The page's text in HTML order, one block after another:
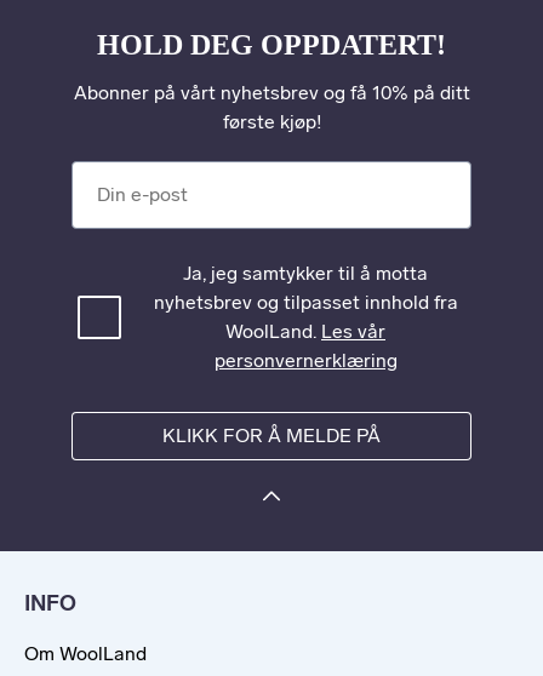
HOLD DEG OPPDATERT!
Abonner på vårt nyhetsbrev og få 10% på ditt
første kjøp!
Ja, jeg samtykker til å motta
nyhetsbrev og tilpasset innhold fra
WoolLand. Les vår
personvernerklæring
KLIKK FOR Å MELDE PÅ
INFO
Om WoolLand